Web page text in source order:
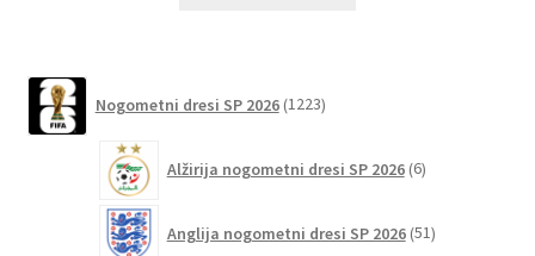
izberete
strani
Nogometni dresi SP 2026 1223izdelkov
Alžirija nogometni dresi SP 2026 6izdelkov
Anglija nogometni dresi SP 2026 51izdelkov